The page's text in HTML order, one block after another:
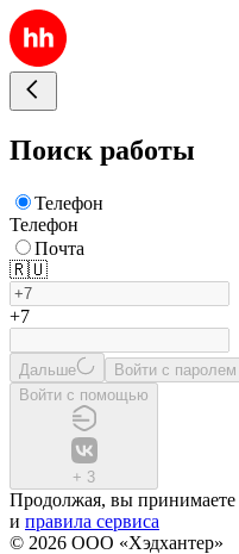
Поиск работы
Телефон
Телефон
Почта
🇷🇺
+7
Дальше
Войти с паролем
Войти с помощью
+ 3
Продолжая, вы принимаете
и правила сервиса
© 2026 ООО «Хэдхантер»